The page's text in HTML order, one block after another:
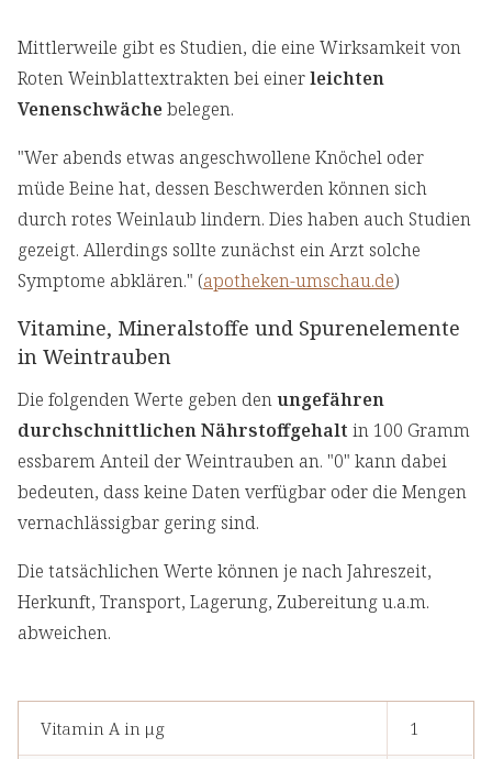
Mittlerweile gibt es Studien, die eine Wirksamkeit von
Roten Weinblattextrakten bei einerleichten
Venenschwächebelegen.
"Wer abends etwas angeschwollene Knöchel oder
müde Beine hat, dessen Beschwerden können sich
durch rotes Weinlaub lindern. Dies haben auch Studien
gezeigt. Allerdings sollte zunächst ein Arzt solche
Symptome abklären." (apotheken-umschau.de)
Vitamine, Mineralstoffe und Spurenelemente
in Weintrauben
Die folgenden Werte geben denungefähren
durchschnittlichen Nährstoffgehalt in 100 Gramm
essbarem Anteil der Weintrauben an. "0" kann dabei
bedeuten, dass keine Daten verfügbar oder die Mengen
vernachlässigbar gering sind.
Die tatsächlichen Werte können je nach Jahreszeit,
Herkunft, Transport, Lagerung, Zubereitung u.a.m.
abweichen.
Vitamin A in μg 1